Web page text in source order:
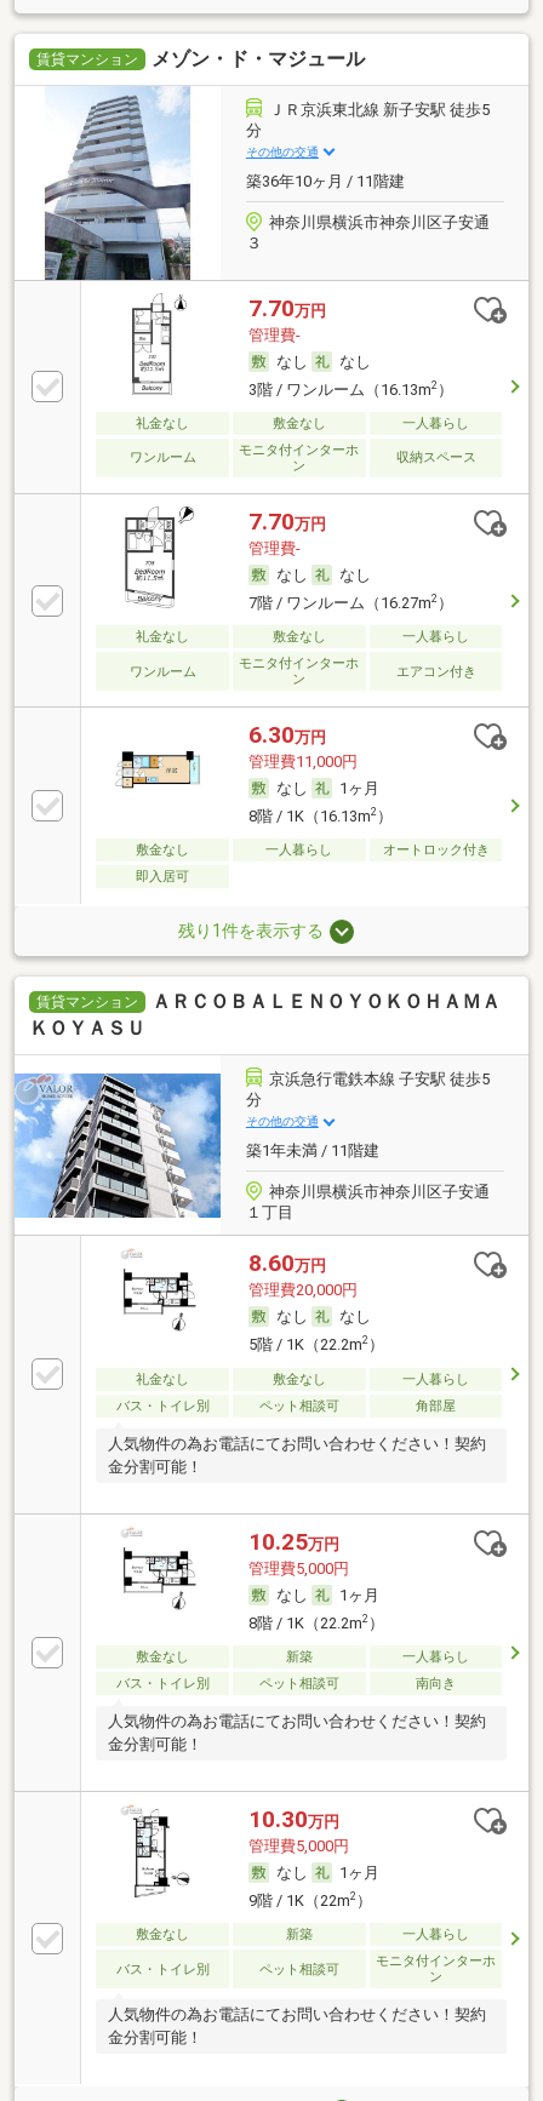
賃貸マンション メゾン・ド・マジュール
ＪＲ京浜東北線 新子安駅 徒歩5
分
その他の交通
築36年10ヶ月 / 11階建
神奈川県横浜市神奈川区子安通
３
7.70万円
管理費-
なし
なし
3階 / ワンルーム（16.13m2）
礼金なし 敷金なし 一人暮らし
ワンルーム
モニタ付インターホ
ン
収納スペース
7.70万円
管理費-
なし
なし
7階 / ワンルーム（16.27m2）
礼金なし 敷金なし 一人暮らし
ワンルーム
モニタ付インターホ
ン
エアコン付き
6.30万円
管理費11,000円
なし
1ヶ月
8階 / 1K（16.13m2）
敷金なし 一人暮らし
オートロック付き
即入居可
残り1件を表示する
賃貸マンション
ＡＲＣＯＢＡＬＥＮＯＹＯＫＯＨＡＭＡ
ＫＯＹＡＳＵ
京浜急行電鉄本線 子安駅 徒歩5
分
その他の交通
築1年未満 / 11階建
神奈川県横浜市神奈川区子安通
１丁目
8.60万円
管理費20,000円
なし
なし
5階 / 1K（22.2m2）
礼金なし 敷金なし
一人暮らし
バス・トイレ別
ペット相談可 角部屋
人気物件の為お電話にてお問い合わせください！契約
金分割可能！
10.25万円
管理費5,000円
なし
1ヶ月
8階 / 1K（22.2m2）
敷金なし 新築
一人暮らし
バス・トイレ別
ペット相談可 南向き
人気物件の為お電話にてお問い合わせください！契約
金分割可能！
10.30万円
管理費5,000円
なし
1ヶ月
9階 / 1K（22m2）
敷金なし 新築 一人暮らし
バス・トイレ別 ペット相談可
モニタ付インターホ
ン
人気物件の為お電話にてお問い合わせください！契約
金分割可能！